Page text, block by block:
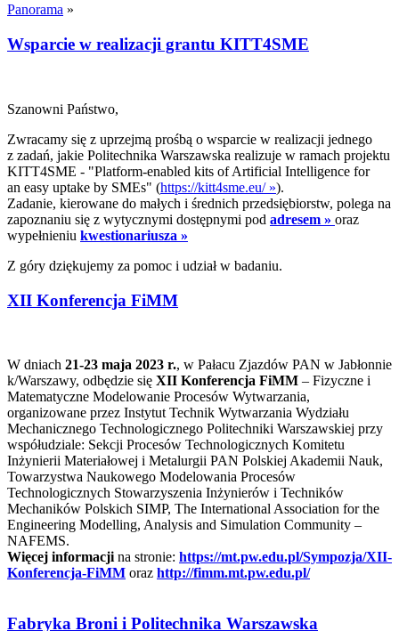
Panorama »
Wsparcie w realizacji grantu KITT4SME
Szanowni Państwo,
Zwracamy się z uprzejmą prośbą o wsparcie w realizacji jednego
z zadań, jakie Politechnika Warszawska realizuje w ramach projektu
KITT4SME - "Platform-enabled kits of Artificial Intelligence for
an easy uptake by SMEs" (https://kitt4sme.eu/ »).
Zadanie, kierowane do małych i średnich przedsiębiorstw, polega na
zapoznaniu się z wytycznymi dostępnymi pod adresem » oraz
wypełnieniu kwestionariusza »
Z góry dziękujemy za pomoc i udział w badaniu.
XII Konferencja FiMM
W dniach 21-23 maja 2023 r., w Pałacu Zjazdów PAN w Jabłonnie
k/Warszawy, odbędzie się XII Konferencja FiMM – Fizyczne i
Matematyczne Modelowanie Procesów Wytwarzania,
organizowane przez Instytut Technik Wytwarzania Wydziału
Mechanicznego Technologicznego Politechniki Warszawskiej przy
współudziale: Sekcji Procesów Technologicznych Komitetu
Inżynierii Materiałowej i Metalurgii PAN Polskiej Akademii Nauk,
Towarzystwa Naukowego Modelowania Procesów
Technologicznych Stowarzyszenia Inżynierów i Techników
Mechaników Polskich SIMP, The International Association for the
Engineering Modelling, Analysis and Simulation Community –
NAFEMS.
Więcej informacji na stronie: https://mt.pw.edu.pl/Sympozja/XII-
Konferencja-FiMM oraz http://fimm.mt.pw.edu.pl/
Fabryka Broni i Politechnika Warszawska